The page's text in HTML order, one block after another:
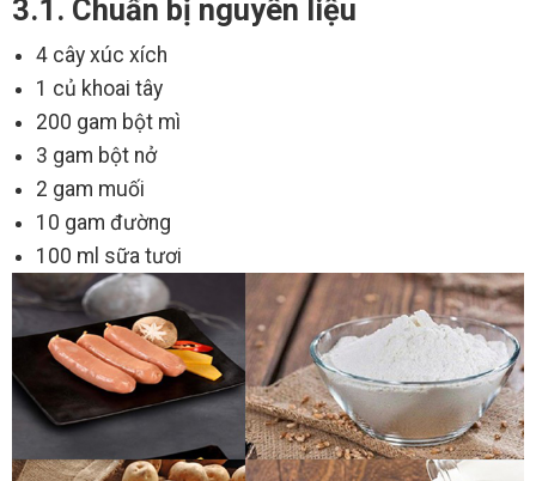
3.1. Chuẩn bị nguyên liệu
4 cây xúc xích
1 củ khoai tây
200 gam bột mì
3 gam bột nở
2 gam muối
10 gam đường
100 ml sữa tươi